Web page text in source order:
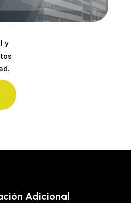
y
Adicional